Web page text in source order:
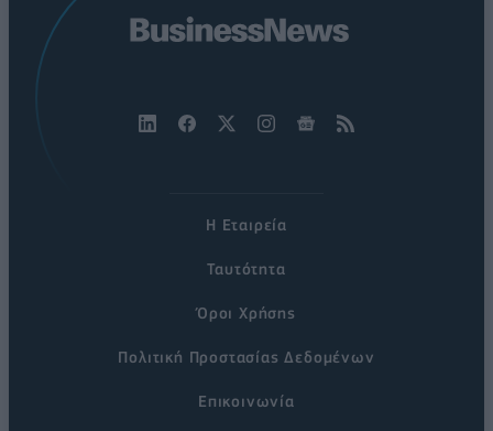
Η Εταιρεία
Ταυτότητα
Όροι Χρήσης
Πολιτική Προστασίας Δεδομένων
Επικοινωνία